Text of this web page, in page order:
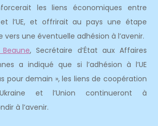
les liens économiques entre
et l’UE, et offrirait au pays une étape
vers une éventuelle adhésion à l’avenir.
, Secrétaire d’État aux Affaires
a indiqué que si l’adhésion à l’UE
pour demain », les liens de coopération
et l’Union continueront à
à l’avenir.